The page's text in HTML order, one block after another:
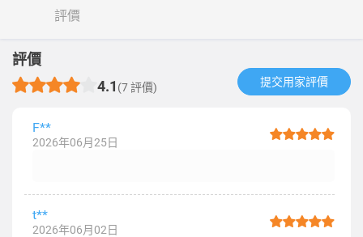
評價
評價
4.1 (7 評價) 提交用家評價​
F**
2026年06月25日
t**
2026年06月02日